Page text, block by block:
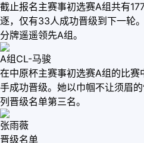
截止报名主赛事初选赛A组共有
逐，仅有33人成功晋级到下一轮
分牌遥遥领先A组。
A组CL-马骏
在中原杯主赛事初选赛A组的比
手成功晋级。她以巾帼不让须眉
列晋级名单第三名。
张雨薇
晋级名单